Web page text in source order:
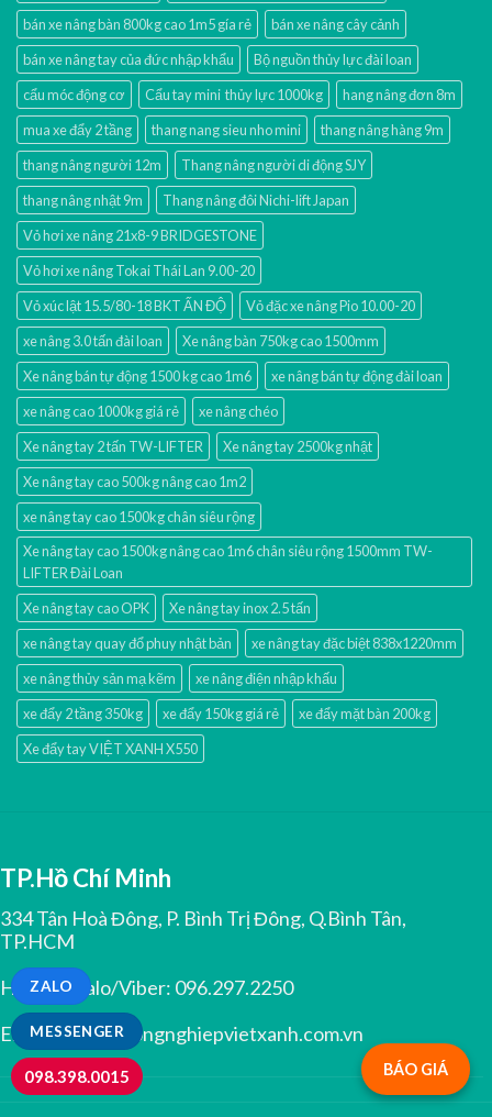
MESSENGER
ZALO
098.398.0015
bán xe nâng bàn 800kg cao 1m5 gía rẻ
bán xe nâng cây cảnh
bán xe nâng tay của đức nhập khẩu
Bộ nguồn thủy lực đài loan
cẩu móc động cơ
Cẩu tay mini thủy lực 1000kg
hang nâng đơn 8m
mua xe đẩy 2 tầng
thang nang sieu nho mini
thang nâng hàng 9m
thang nâng người 12m
Thang nâng người di động SJY
thang nâng nhật 9m
Thang nâng đôi Nichi-lift Japan
Vỏ hơi xe nâng 21x8-9 BRIDGESTONE
Vỏ hơi xe nâng Tokai Thái Lan 9.00-20
Vỏ xúc lật 15.5/80-18 BKT ẤN ĐỘ
Vỏ đặc xe nâng Pio 10.00-20
xe nâng 3.0 tấn đài loan
Xe nâng bàn 750kg cao 1500mm
Xe nâng bán tự động 1500 kg cao 1m6
xe nâng bán tự động đài loan
xe nâng cao 1000kg giá rẻ
xe nâng chéo
Xe nâng tay 2 tấn TW-LIFTER
Xe nâng tay 2500kg nhật
Xe nâng tay cao 500kg nâng cao 1m2
xe nâng tay cao 1500kg chân siêu rộng
Xe nâng tay cao 1500kg nâng cao 1m6 chân siêu rộng 1500mm TW-
LIFTER Đài Loan
Xe nâng tay cao OPK
Xe nâng tay inox 2.5 tấn
xe nâng tay quay đổ phuy nhật bản
xe nâng tay đặc biệt 838x1220mm
xe nâng thủy sản mạ kẽm
xe nâng điện nhập khấu
xe đẩy 2 tầng 350kg
xe đẩy 150kg giá rẻ
xe đẩy mặt bàn 200kg
Xe đẩy tay VIỆT XANH X550
TP.Hồ Chí Minh
334 Tân Hoà Đông, P. Bình Trị Đông, Q.Bình Tân,
TP.HCM
Hotline/Zalo/Viber: 096.297.2250
Email:greco@congnghiepvietxanh.com.vn
BÁO GIÁ